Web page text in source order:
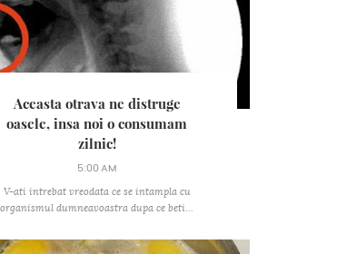
Aceasta otrava ne distruge
oasele, insa noi o consumam
zilnic!
5:00 AM
V-ati intrebat vreodata ce se intampla cu
organismul dumneavoastra dupa ce beti...